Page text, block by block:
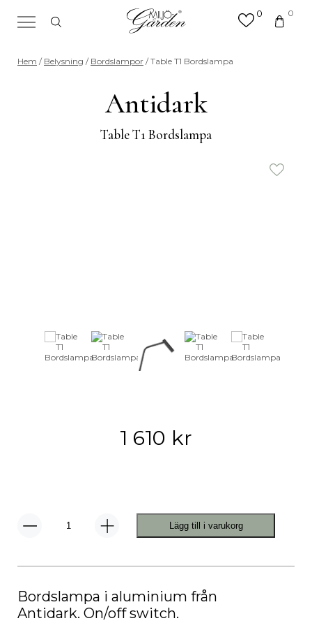
0 0
Sök efter valfri produkt eller
kategori
Hem / Belysning / Bordslampor / Table T1 Bordslampa
Antidark
Table T1 Bordslampa
1 610 kr
Table
Lägg till i varukorg
Bordslampa i aluminium från
Antidark. On/off switch.